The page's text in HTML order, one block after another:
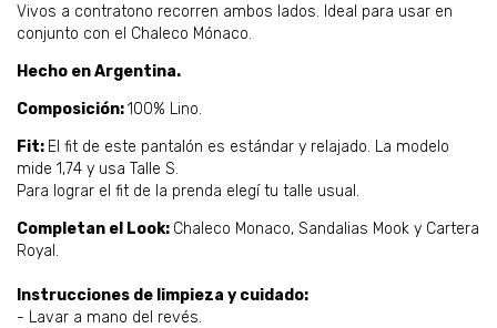
Vivos a contratono recorren ambos lados. Ideal para usar en
conjunto con el Chaleco Mónaco.
Hecho en Argentina.
Composición:100% Lino.
Fit: El fit de este pantalón es estándar y relajado. La modelo
mide 1,74 y usa Talle S.
Para lograr el fit de la prenda elegí tu talle usual.
Completan el Look: Chaleco Monaco, Sandalias Mook y Cartera
Royal.
Instrucciones de limpieza y cuidado:
- Lavar a mano del revés.